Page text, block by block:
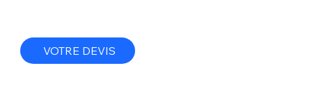
VOTRE DEVIS